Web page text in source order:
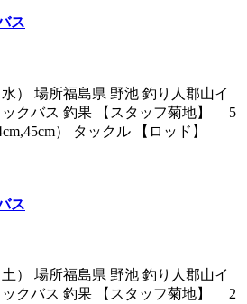
ス
） 場所福島県 野池 釣り人郡山イ
ックバス 釣果 【スタッフ菊地】 5
） タックル 【ロッド】
ス
） 場所福島県 野池 釣り人郡山イ
ックバス 釣果 【スタッフ菊地】 2